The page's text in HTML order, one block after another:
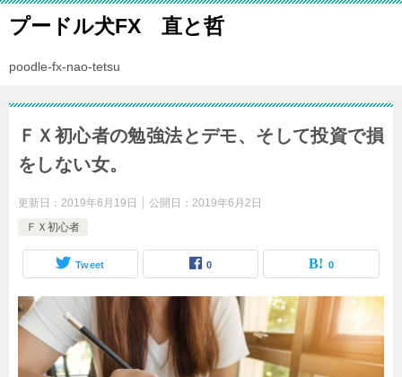
プードル犬FX 直と哲
poodle-fx-nao-tetsu
ＦＸ初心者の勉強法とデモ、そして投資で損
をしない女。
更新日： 2019年6月19日 公開日： 2019年6月2日
ＦＸ初心者
Tweet 0 0